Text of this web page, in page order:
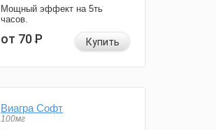
Мощный эффект на 5ть
часов.
от 70Р Купить
Виагра Софт
100мг